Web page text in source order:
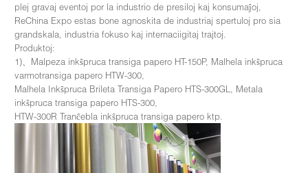
plej gravaj eventoj por la industrio de presiloj kaj konsumaĵoj,
ReChina Expo estas bone agnoskita de industriaj spertuloj pro sia
grandskala, industria fokuso kaj internaciigitaj trajtoj.
Produktoj:
1)、Malpeza inkŝpruca transiga papero HT-150P, Malhela inkŝpruca
varmotransiga papero HTW-300,
Malhela Inkŝpruca Brileta Transiga Papero HTS-300GL, Metala
inkŝpruca transiga papero HTS-300,
HTW-300R Tranĉebla inkŝpruca transiga papero ktp.